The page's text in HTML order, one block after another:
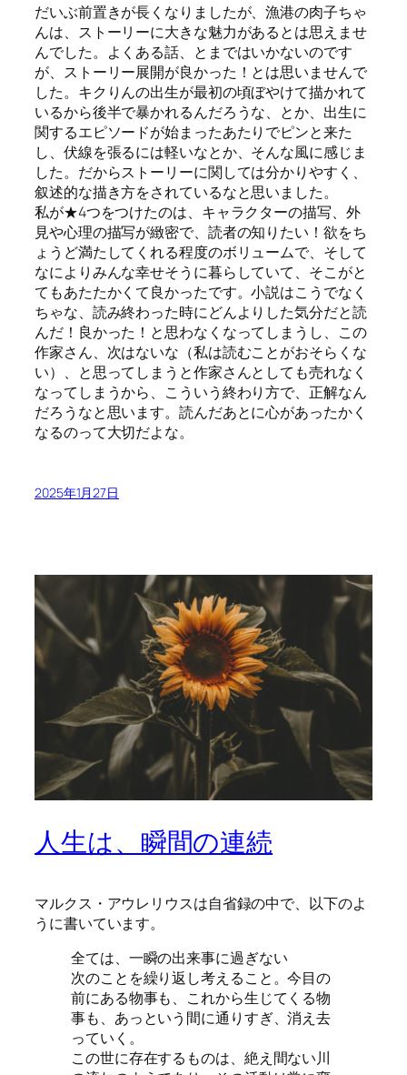
だいぶ前置きが長くなりましたが、漁港の肉子ちゃ
んは、ストーリーに大きな魅力があるとは思えませ
んでした。よくある話、とまではいかないのです
が、ストーリー展開が良かった！とは思いませんで
した。キクりんの出生が最初の頃ぼやけて描かれて
いるから後半で暴かれるんだろうな、とか、出生に
関するエピソードが始まったあたりでピンと来た
し、伏線を張るには軽いなとか、そんな風に感じま
した。だからストーリーに関しては分かりやすく、
叙述的な描き方をされているなと思いました。
私が★4つをつけたのは、キャラクターの描写、外
見や心理の描写が緻密で、読者の知りたい！欲をち
ょうど満たしてくれる程度のボリュームで、そして
なによりみんな幸せそうに暮らしていて、そこがと
てもあたたかくて良かったです。小説はこうでなく
ちゃな、読み終わった時にどんよりした気分だと読
んだ！良かった！と思わなくなってしまうし、この
作家さん、次はないな（私は読むことがおそらくな
い）、と思ってしまうと作家さんとしても売れなく
なってしまうから、こういう終わり方で、正解なん
だろうなと思います。読んだあとに心があったかく
なるのって大切だよな。
2025年1月27日
人生は、瞬間の連続
マルクス・アウレリウスは自省録の中で、以下のよ
うに書いています。
全ては、一瞬の出来事に過ぎない
次のことを繰り返し考えること。今目の
前にある物事も、これから生じてくる物
事も、あっという間に通りすぎ、消え去
っていく。
この世に存在するものは、絶え間ない川